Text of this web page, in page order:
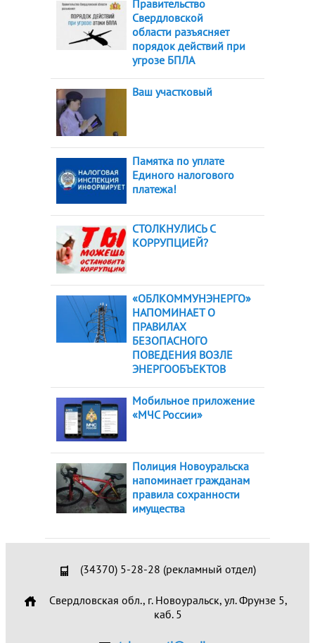
Правительство
Свердловской
области разъясняет
порядок действий при
угрозе БПЛА
Ваш участковый
Памятка по уплате
Единого налогового
платежа!
СТОЛКНУЛИСЬ С
КОРРУПЦИЕЙ?
«ОБЛКОММУНЭНЕРГО»
НАПОМИНАЕТ О
ПРАВИЛАХ
БЕЗОПАСНОГО
ПОВЕДЕНИЯ ВОЗЛЕ
ЭНЕРГООБЪЕКТОВ
Мобильное приложение
«МЧС России»
Полиция Новоуральска
напоминает гражданам
правила сохранности
имущества
(34370) 5-28-28 (рекламный отдел)
Свердловская обл., г. Новоуральск, ул. Фрунзе 5,
каб. 5